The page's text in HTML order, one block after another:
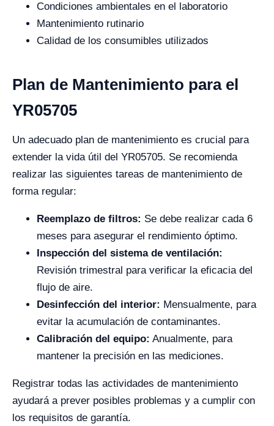
Condiciones ambientales en el laboratorio
Mantenimiento rutinario
Calidad de los consumibles utilizados
Plan de Mantenimiento para el
YR05705
Un adecuado plan de mantenimiento es crucial para
extender la vida útil del YR05705. Se recomienda
realizar las siguientes tareas de mantenimiento de
forma regular:
Reemplazo de filtros: Se debe realizar cada 6
meses para asegurar el rendimiento óptimo.
Inspección del sistema de ventilación:
Revisión trimestral para verificar la eficacia del
flujo de aire.
Desinfección del interior: Mensualmente, para
evitar la acumulación de contaminantes.
Calibración del equipo: Anualmente, para
mantener la precisión en las mediciones.
Registrar todas las actividades de mantenimiento
ayudará a prever posibles problemas y a cumplir con
los requisitos de garantía.